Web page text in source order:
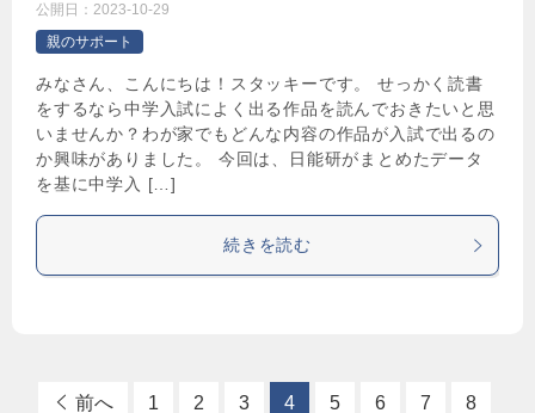
公開日： 2023-10-29
親のサポート
みなさん、こんにちは！スタッキーです。 せっかく読書
をするなら中学入試によく出る作品を読んでおきたいと思
いませんか？わが家でもどんな内容の作品が入試で出るの
か興味がありました。 今回は、日能研がまとめたデータ
を基に中学入 […]
続きを読む
前へ 1 2 3 4 5 6 7 8